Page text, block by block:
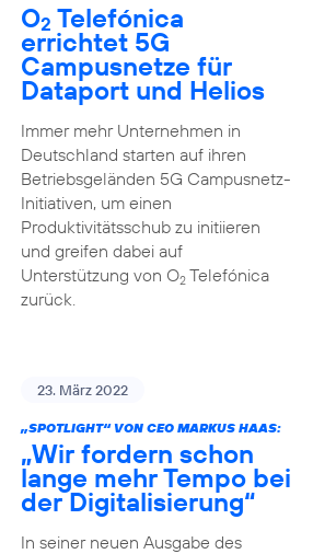
O2 Telefónica
errichtet 5G
Campusnetze für
Dataport und Helios
Immer mehr Unternehmen in
Deutschland starten auf ihren
Betriebsgeländen 5G Campusnetz-
Initiativen, um einen
Produktivitätsschub zu initiieren
und greifen dabei auf
Unterstützung von O2Telefónica
zurück.
23. März 2022
„SPOTLIGHT“ VON CEO MARKUS HAAS:
„Wir fordern schon
lange mehr Tempo bei
der Digitalisierung“
In seiner neuen Ausgabe des